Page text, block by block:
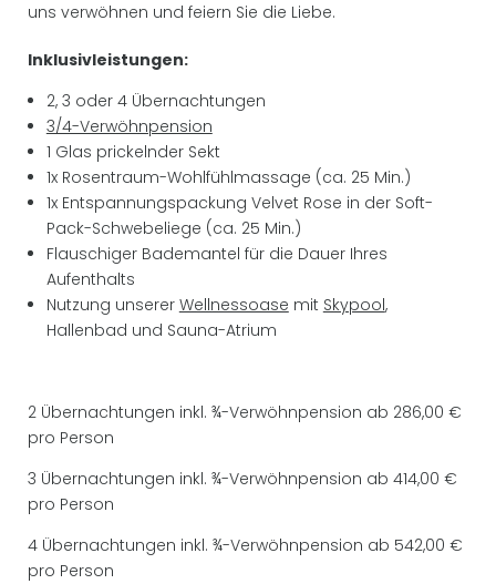
uns verwöhnen und feiern Sie die Liebe.
Inklusivleistungen:
2, 3 oder 4 Übernachtungen
3/4-Verwöhnpension
1 Glas prickelnder Sekt
1x Rosentraum-Wohlfühlmassage (ca. 25 Min.)
1x Entspannungspackung Velvet Rose in der Soft-
Pack-Schwebeliege (ca. 25 Min.)
Flauschiger Bademantel für die Dauer Ihres
Aufenthalts
Nutzung unserer Wellnessoase mit Skypool,
Hallenbad und Sauna-Atrium
2 Übernachtungen inkl. ¾-Verwöhnpension ab 286,00 €
pro Person
3 Übernachtungen inkl. ¾-Verwöhnpension ab 414,00 €
pro Person
4 Übernachtungen inkl. ¾-Verwöhnpension ab 542,00 €
pro Person